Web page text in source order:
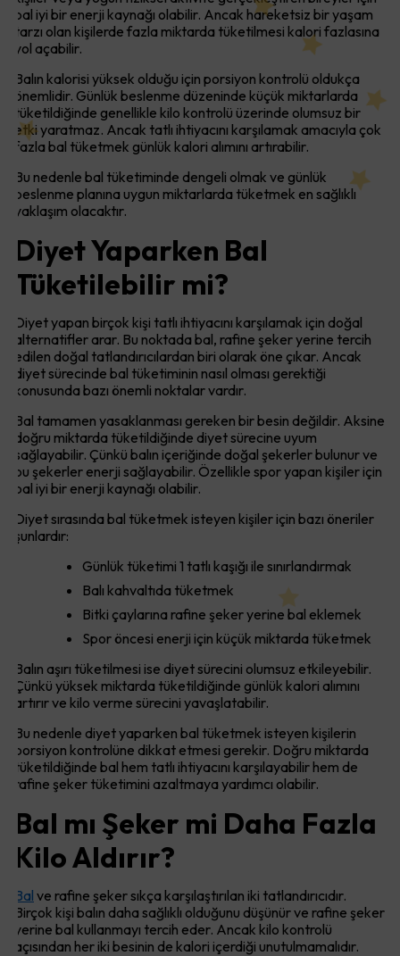
bal iyi bir enerji kaynağı olabilir. Ancak hareketsiz bir yaşam
tarzı olan kişilerde fazla miktarda tüketilmesi kalori fazlasına
yol açabilir.
Balın kalorisi yüksek olduğu için porsiyon kontrolü oldukça
önemlidir. Günlük beslenme düzeninde küçük miktarlarda
tüketildiğinde genellikle kilo kontrolü üzerinde olumsuz bir
etki yaratmaz. Ancak tatlı ihtiyacını karşılamak amacıyla çok
fazla bal tüketmek günlük kalori alımını artırabilir.
Bu nedenle bal tüketiminde dengeli olmak ve günlük
beslenme planına uygun miktarlarda tüketmek en sağlıklı
yaklaşım olacaktır.
Diyet Yaparken Bal
Tüketilebilir mi?
Diyet yapan birçok kişi tatlı ihtiyacını karşılamak için doğal
alternatifler arar. Bu noktada bal, rafine şeker yerine tercih
edilen doğal tatlandırıcılardan biri olarak öne çıkar. Ancak
diyet sürecinde bal tüketiminin nasıl olması gerektiği
konusunda bazı önemli noktalar vardır.
Bal tamamen yasaklanması gereken bir besin değildir. Aksine
doğru miktarda tüketildiğinde diyet sürecine uyum
sağlayabilir. Çünkü balın içeriğinde doğal şekerler bulunur ve
bu şekerler enerji sağlayabilir. Özellikle spor yapan kişiler için
bal iyi bir enerji kaynağı olabilir.
Diyet sırasında bal tüketmek isteyen kişiler için bazı öneriler
şunlardır:
Günlük tüketimi 1 tatlı kaşığı ile sınırlandırmak
Balı kahvaltıda tüketmek
Bitki çaylarına rafine şeker yerine bal eklemek
Spor öncesi enerji için küçük miktarda tüketmek
Balın aşırı tüketilmesi ise diyet sürecini olumsuz etkileyebilir.
Çünkü yüksek miktarda tüketildiğinde günlük kalori alımını
artırır ve kilo verme sürecini yavaşlatabilir.
Bu nedenle diyet yaparken bal tüketmek isteyen kişilerin
porsiyon kontrolüne dikkat etmesi gerekir. Doğru miktarda
tüketildiğinde bal hem tatlı ihtiyacını karşılayabilir hem de
rafine şeker tüketimini azaltmaya yardımcı olabilir.
Bal mı Şeker mi Daha Fazla
Kilo Aldırır?
Bal ve rafine şeker sıkça karşılaştırılan iki tatlandırıcıdır.
Birçok kişi balın daha sağlıklı olduğunu düşünür ve rafine şeker
yerine bal kullanmayı tercih eder. Ancak kilo kontrolü
açısından her iki besinin de kalori içerdiği unutulmamalıdır.